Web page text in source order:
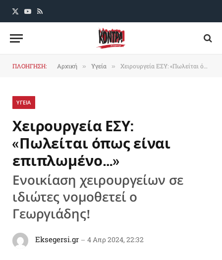
X
YouTube
RSS
ΠΛΟΗΓΗΣΗ: Αρχική » Υγεία » Χειρουργεία ΕΣΥ: «Πωλείται όπως είναι επιπλωμένο…»
ΥΓΕΙΑ
Χειρουργεία ΕΣΥ:
«Πωλείται όπως είναι
επιπλωμένο…»
Ενοικίαση χειρουργείων σε
ιδιώτες νομοθετεί ο
Γεωργιάδης!
Eksegersi.gr 4 Απρ 2024, 22:32